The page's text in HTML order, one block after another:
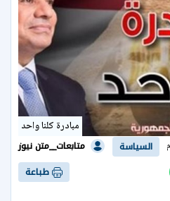
مبادرة كلنا واحد
السياسة متابعات__متن نيوز
طباعة